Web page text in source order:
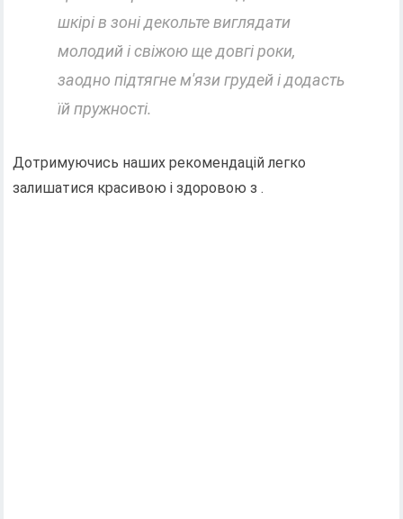
шкірі в зоні декольте виглядати
молодий і свіжою ще довгі роки,
заодно підтягне м'язи грудей і додасть
їй пружності.
Дотримуючись наших рекомендацій легко
залишатися красивою і здоровою з .